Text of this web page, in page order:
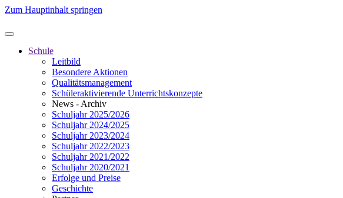
Zum Hauptinhalt springen
Schule
Leitbild
Besondere Aktionen
Qualitätsmanagement
Schüleraktivierende Unterrichtskonzepte
News - Archiv
Schuljahr 2025/2026
Schuljahr 2024/2025
Schuljahr 2023/2024
Schuljahr 2022/2023
Schuljahr 2021/2022
Schuljahr 2020/2021
Erfolge und Preise
Geschichte